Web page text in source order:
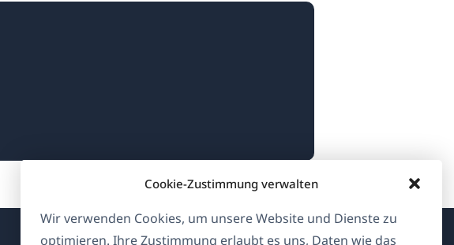
Cookie-Zustimmung verwalten
Wir verwenden Cookies, um unsere Website und Dienste zu
optimieren. Ihre Zustimmung erlaubt es uns, Daten wie das